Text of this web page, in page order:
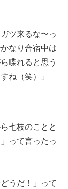
ツ来るな〜っ
なり合宿中は
喋れると思う
ね（笑）」
七枝のことと
って言ったっ
うだ！」って